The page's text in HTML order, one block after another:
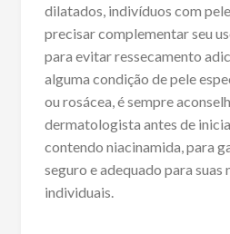
dilatados, indivíduos com
precisar complementar seu
para evitar ressecamento
alguma condição de pele
ou rosácea, é sempre
dermatologista antes de
contendo niacinamida, para
seguro e adequado para suas
individuais.